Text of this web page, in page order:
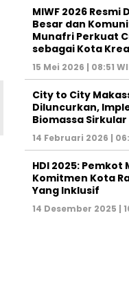
MIWF 2026 Resmi
Besar dan
Munafri Perkuat
sebagai Kota
15 Mei 2026 | 08:51
City to City
Diluncurkan,
Biomassa Sirkular
14 Februari 2026 |
HDI 2025:
Komitmen Kota
Yang Inklusif
14 Desember 2025 |